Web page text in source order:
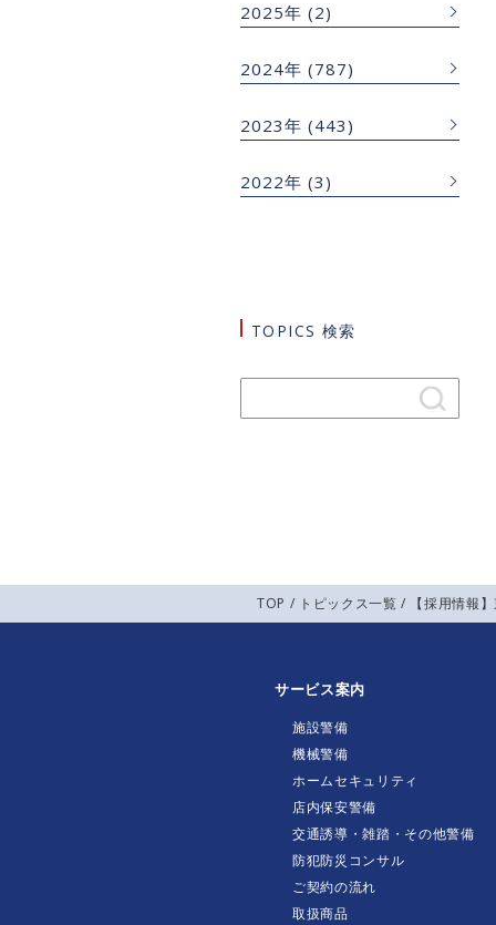
2025年 (2)
2024年 (787)
2023年 (443)
2022年 (3)
TOPICS 検索
TOP / トピックス一覧 / 【採用情報
サービス案内
施設警備
機械警備
ホームセキュリティ
店内保安警備
交通誘導・雑踏・その他警備
防犯防災コンサル
ご契約の流れ
取扱商品